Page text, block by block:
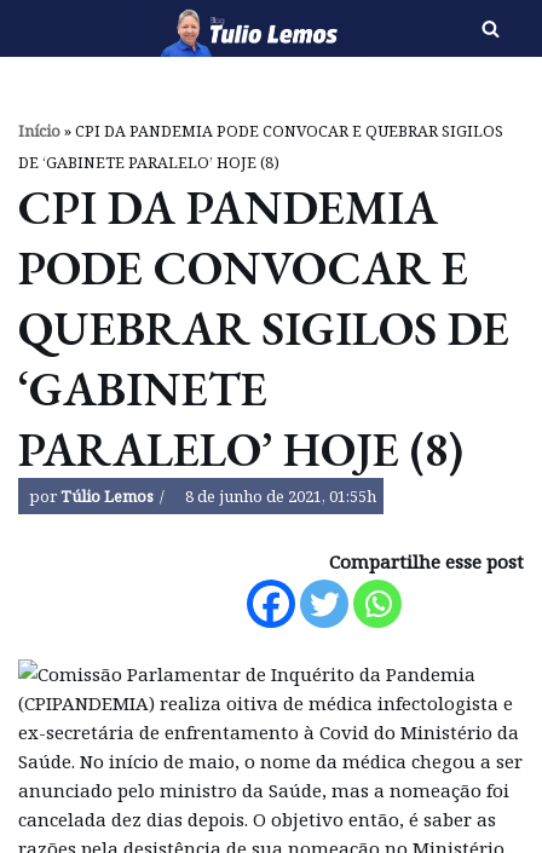
o
conteúdo
Início»CPI DA PANDEMIA PODE CONVOCAR E QUEBRAR SIGILOS
DE ‘GABINETE PARALELO’ HOJE (8)
CPI DA PANDEMIA
PODE CONVOCAR E
QUEBRAR SIGILOS DE
‘GABINETE
PARALELO’ HOJE (8)
porTúlio Lemos 8 de junho de 2021, 01:55h
Compartilhe esse post